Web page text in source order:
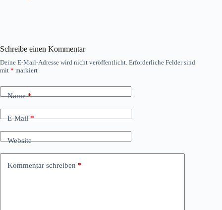
Schreibe einen Kommentar
Deine E-Mail-Adresse wird nicht veröffentlicht. Erforderliche Felder sind
mit * markiert
Name*
E-Mail*
Website
Kommentar schreiben *